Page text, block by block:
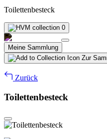
Toilettenbesteck
0
Meine Sammlung
Zur
Zurück
Toilettenbesteck